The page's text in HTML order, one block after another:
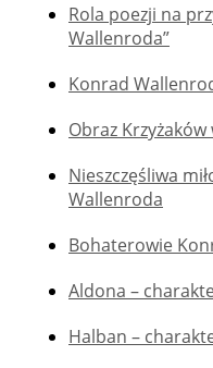
Rola poezji na
Wallenroda”
Konrad
Obraz
Nieszczęśliwa
Wallenroda
Bohaterowie
Aldona –
Halban –